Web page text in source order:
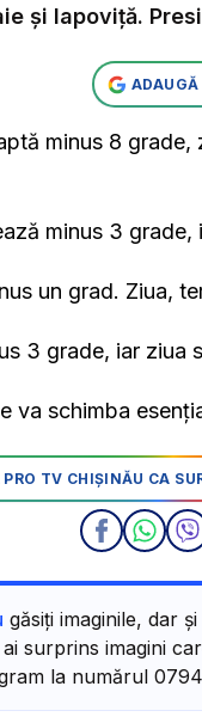
și lapoviță.
ADAUGĂ
minus 8
minus 3
un grad. Ziua,
3 grade, iar ziua
va schimba
TV CHIȘINĂU CA
găsiți imaginile, dar
surprins imagini
la numărul